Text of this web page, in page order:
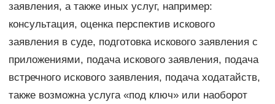
заявления, а также иных услуг, например:
консультация, оценка перспектив искового
заявления в суде, подготовка искового заявления с
приложениями, подача искового заявления, подача
встречного искового заявления, подача ходатайств,
также возможна услуга «под ключ» или наоборот